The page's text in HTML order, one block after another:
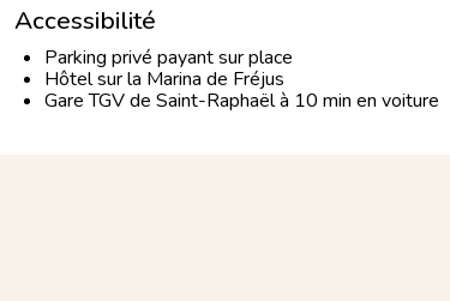
Accessibilité
Parking privé payant sur place
Hôtel sur la Marina de Fréjus
Gare TGV de Saint-Raphaël à 10 min en voiture